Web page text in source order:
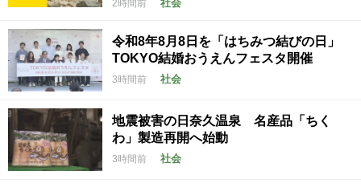
2時間前 社会
令和8年8月8日を「はちみつ結びの日」
TOKYO結婚おうえんフェスタ開催
3時間前 社会
地震被害の日奈久温泉 名産品「ちく
わ」製造再開へ始動
3時間前 社会